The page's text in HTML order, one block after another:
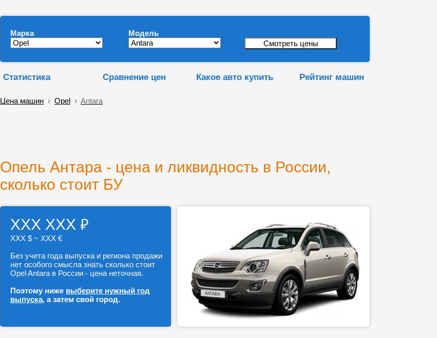
Марка Модель
Статистика Сравнение цен Какое авто купить Рейтинг машин
Цена машин › Opel › Antara
Опель Антара - цена и ликвидность в России,
сколько стоит БУ
ХХХ ХХХ ₽
ХХХ $ ~ ХХХ €
Без учета года выпуска и региона продажи
нет особого смысла знать сколько стоит
Opel Antara в России - цена неточная.
Поэтому ниже выберите нужный год
выпуска, а затем свой город.